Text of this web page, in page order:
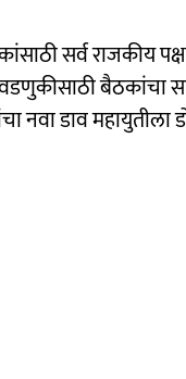
सर्व राजकीय
नवा डाव